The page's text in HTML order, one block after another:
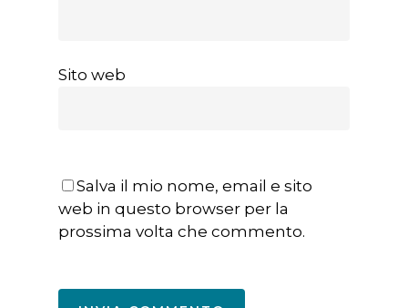
Sito web
Salva il mio nome, email e sito
web in questo browser per la
prossima volta che commento.